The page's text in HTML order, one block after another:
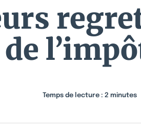
Temps de lecture : 2 minutes